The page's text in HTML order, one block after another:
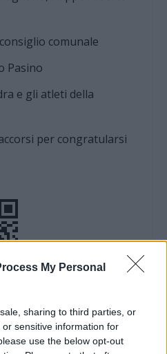
My Personal
sharing to third parties, or
sensitive information for
use the below opt-out
comunale
Pasino
e gli atleti della
per congratularsi